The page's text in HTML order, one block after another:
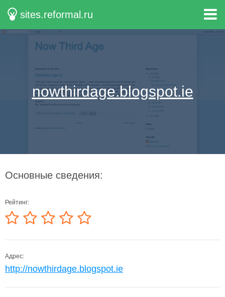
sites.reformal.ru
nowthirdage.blogspot.ie
Основные сведения:
Рейтинг:
Адрес:
http://nowthirdage.blogspot.ie